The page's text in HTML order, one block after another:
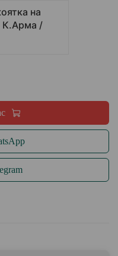
на
К.Арма /